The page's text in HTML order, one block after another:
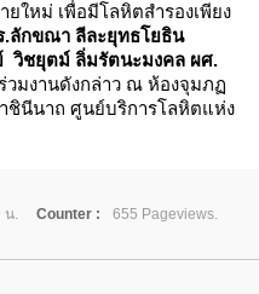
ใหม่ เพื่อมีโลหิตสำรองเพียง
.ลักขณา ลีละยุทธโยธิน
วิชยุตม์ ลิ่มรัตนะมงคล ผศ.
ร่วมงานดังกล่าว ณ ห้องจุมภ
ชินีนาถ ศูนย์บริการโลหิตแห่ง
น. Counter :
655 Pageviews.